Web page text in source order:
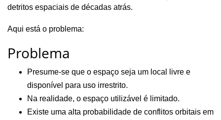
detritos espaciais de décadas atrás.
Aqui está o problema:
Problema
Presume-se que o espaço seja um local livre e
disponível para uso irrestrito.
Na realidade, o espaço utilizável é limitado.
Existe uma alta probabilidade de conflitos orbitais em